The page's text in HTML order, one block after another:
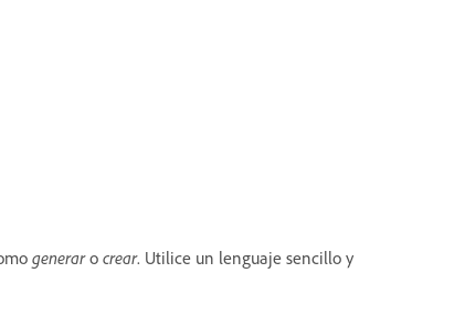
generaro crear. Utilice un lenguaje sencillo y